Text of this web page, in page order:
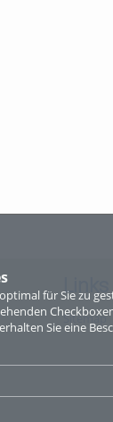
für Sie zu
Sie eine
Links
Sitemap